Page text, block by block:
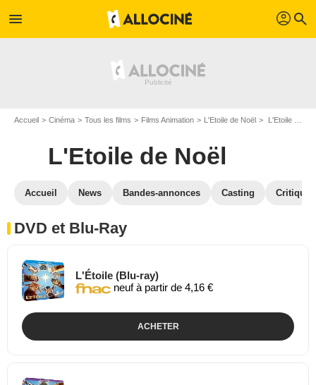
menu profil search
Accueil Cinéma Tous les films Films Animation L'Etoile de Noël L'Etoile de Noël en DVD Blu Ray
L'Etoile de Noël
Accueil News Bandes-annonces Casting
DVD et Blu-Ray
L'Étoile (Blu-ray)
neuf à partir de 4,16 €
ACHETER